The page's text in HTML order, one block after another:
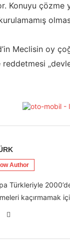
Konuyu
Meclisin oy
Author
Türkleriyle
kaçırmamak